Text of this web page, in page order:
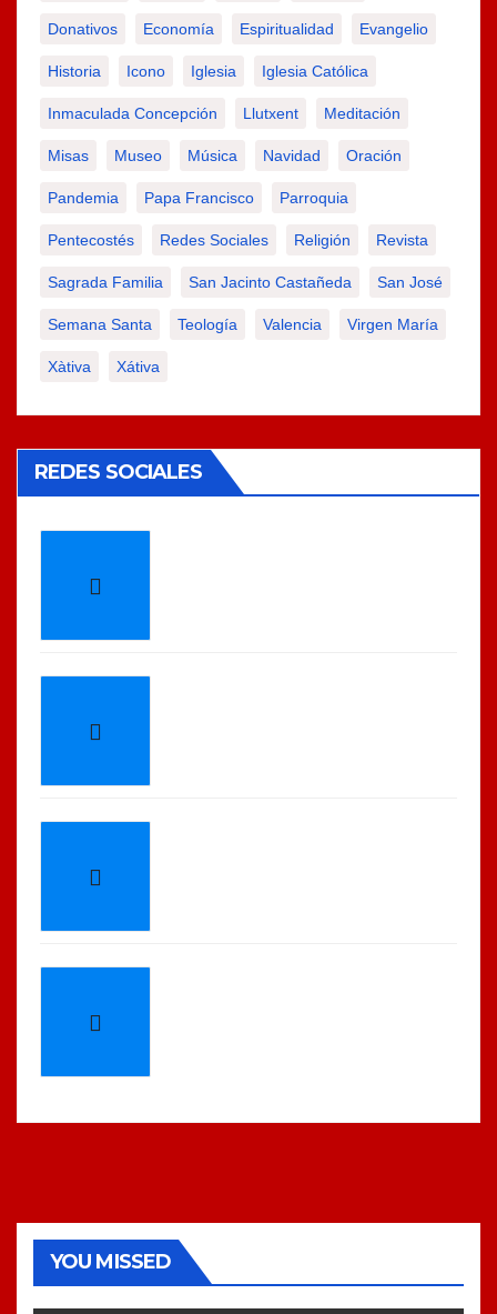
Donativos Economía Espiritualidad Evangelio
Historia Icono Iglesia Iglesia Católica
Inmaculada Concepción Llutxent Meditación
Misas Museo Música Navidad Oración
Pandemia Papa Francisco Parroquia
Pentecostés Redes Sociales Religión Revista
Sagrada Familia San Jacinto Castañeda San José
Semana Santa Teología Valencia Virgen María
Xàtiva Xátiva
REDES SOCIALES
YOU MISSED